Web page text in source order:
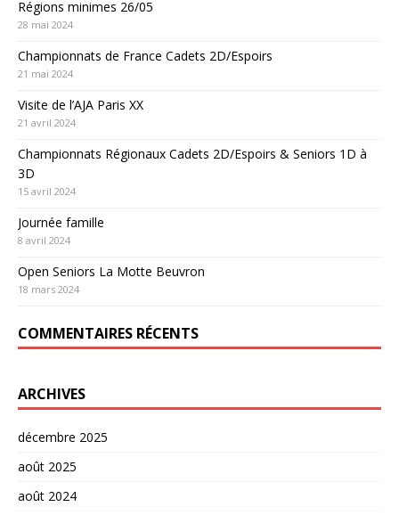
Régions minimes 26/05
28 mai 2024
Championnats de France Cadets 2D/Espoirs
21 mai 2024
Visite de l’AJA Paris XX
21 avril 2024
Championnats Régionaux Cadets 2D/Espoirs & Seniors 1D à
3D
15 avril 2024
Journée famille
8 avril 2024
Open Seniors La Motte Beuvron
18 mars 2024
COMMENTAIRES RÉCENTS
ARCHIVES
décembre 2025
août 2025
août 2024